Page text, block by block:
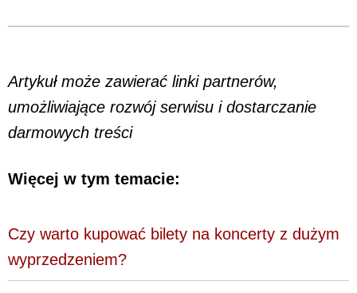
Artykuł może zawierać linki partnerów,
umożliwiające rozwój serwisu i dostarczanie
darmowych treści
Więcej w tym temacie:
Czy warto kupować bilety na koncerty z dużym
wyprzedzeniem?